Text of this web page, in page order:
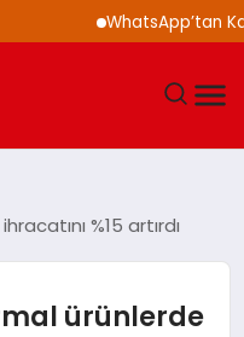
WhatsApp’tan
%15 artırdı
ürünlerde